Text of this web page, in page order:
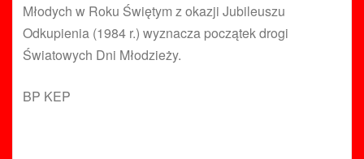
Młodych w Roku Świętym z okazji Jubileuszu
Odkupienia (1984 r.) wyznacza początek drogi
Światowych Dni Młodzieży.
BP KEP